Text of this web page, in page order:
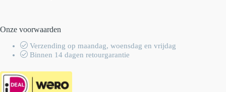
Onze voorwaarden
Verzending op maandag, woensdag en vrijdag
Binnen 14 dagen retourgarantie